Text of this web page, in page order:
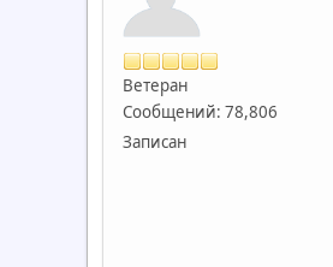
Ветеран
Сообщений: 78,806
Записан